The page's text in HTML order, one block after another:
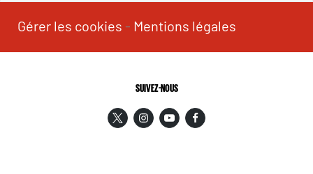
Gérer les cookies - Mentions légales
SUIVEZ-NOUS